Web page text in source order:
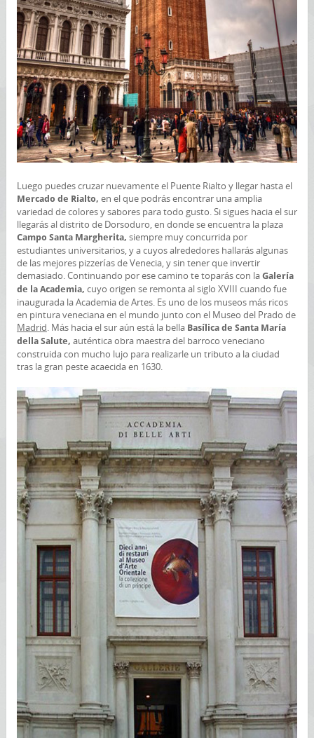
Luego puedes cruzar nuevamente el Puente Rialto y llegar hasta el
Mercado de Rialto, en el que podrás encontrar una amplia
variedad de colores y sabores para todo gusto. Si sigues hacia el sur
llegarás al distrito de Dorsoduro, en donde se encuentra la plaza
Campo Santa Margherita, siempre muy concurrida por
estudiantes universitarios, y a cuyos alrededores hallarás algunas
de las mejores pizzerías de Venecia, y sin tener que invertir
demasiado. Continuando por ese camino te toparás con la Galería
de la Academia, cuyo origen se remonta al siglo XVIII cuando fue
inaugurada la Academia de Artes. Es uno de los museos más ricos
en pintura veneciana en el mundo junto con el Museo del Prado de
Madrid. Más hacia el sur aún está la bella Basílica de Santa María
della Salute, auténtica obra maestra del barroco veneciano
construida con mucho lujo para realizarle un tributo a la ciudad
tras la gran peste acaecida en 1630.